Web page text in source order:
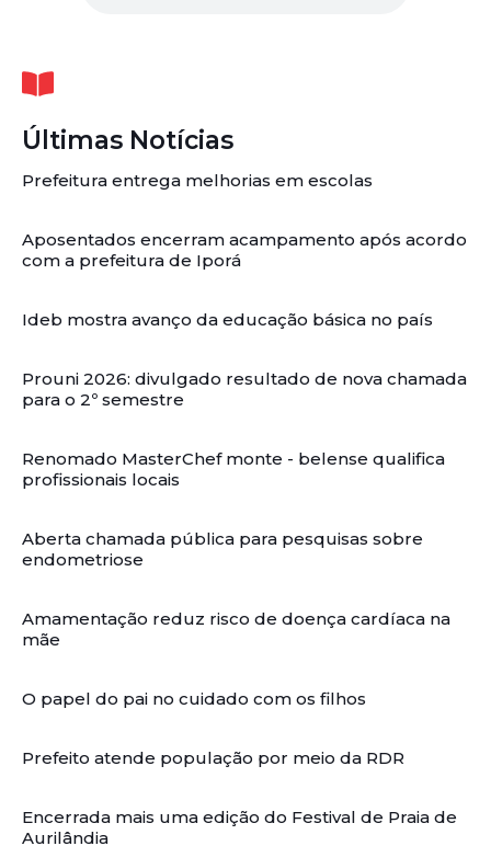
Últimas Notícias
Prefeitura entrega melhorias em escolas
Aposentados encerram acampamento após acordo
com a prefeitura de Iporá
Ideb mostra avanço da educação básica no país
Prouni 2026: divulgado resultado de nova chamada
para o 2º semestre
Renomado MasterChef monte - belense qualifica
profissionais locais
Aberta chamada pública para pesquisas sobre
endometriose
Amamentação reduz risco de doença cardíaca na
mãe
O papel do pai no cuidado com os filhos
Prefeito atende população por meio da RDR
Encerrada mais uma edição do Festival de Praia de
Aurilândia